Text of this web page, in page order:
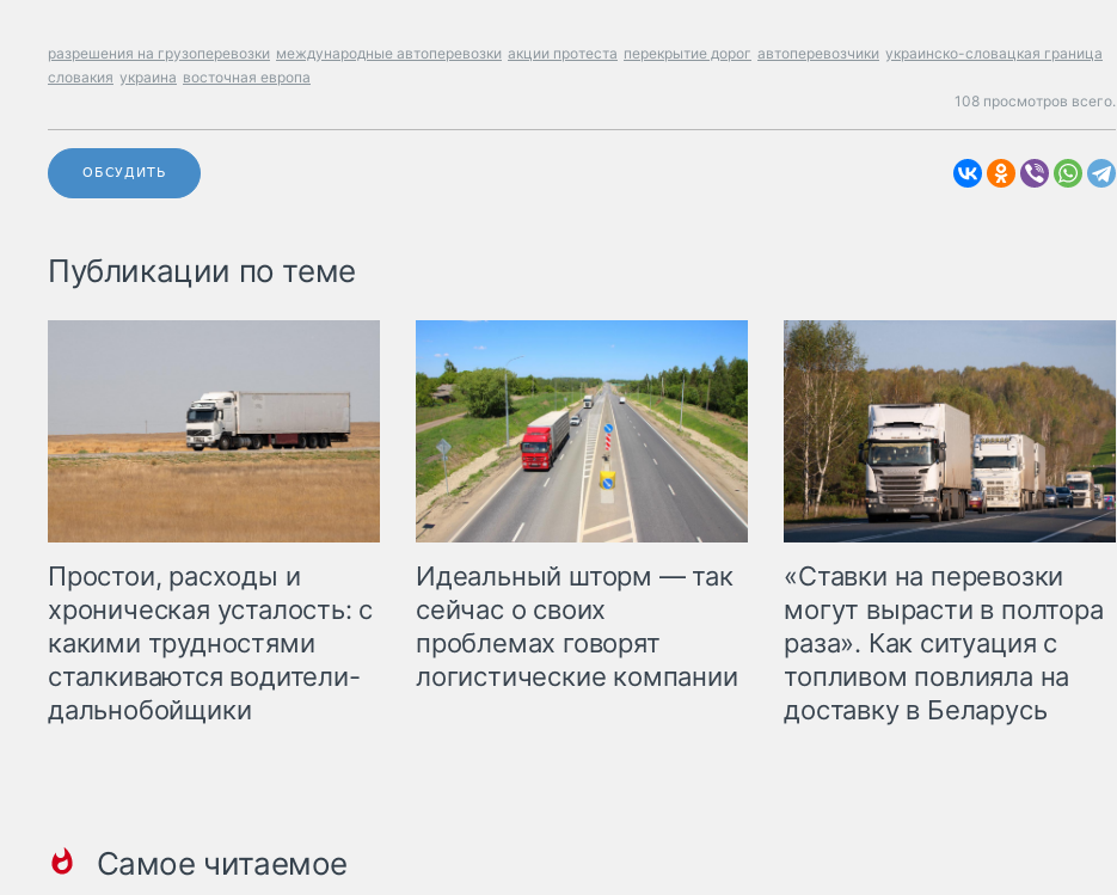
разрешения на грузоперевозки международные автоперевозки акции протеста перекрытие дорог автоперевозчики украинско-словацкая граница
словакия украина восточная европа
108 просмотров всего.
ОБСУДИТЬ
Публикации по теме
Простои, расходы и
хроническая усталость: с
какими трудностями
сталкиваются водители-
дальнобойщики
Идеальный шторм — так
сейчас о своих
проблемах говорят
логистические компании
«Ставки на перевозки
могут вырасти в полтора
раза». Как ситуация с
топливом повлияла на
доставку в Беларусь
Самое читаемое